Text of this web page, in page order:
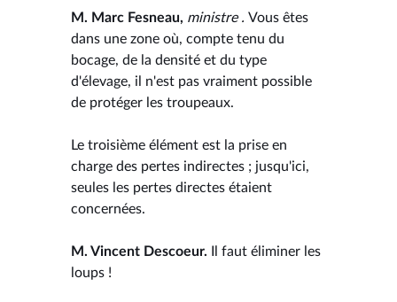
M. Marc Fesneau, ministre . Vous êtes
dans une zone où, compte tenu du
bocage, de la densité et du type
d'élevage, il n'est pas vraiment possible
de protéger les troupeaux.
Le troisième élément est la prise en
charge des pertes indirectes ; jusqu'ici,
seules les pertes directes étaient
concernées.
M. Vincent Descoeur. Il faut éliminer les
loups !